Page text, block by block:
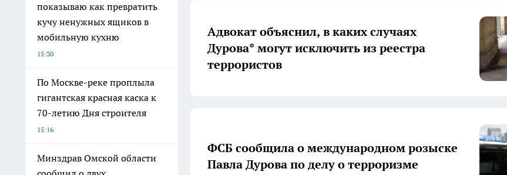
показываю как превратить
кучу ненужных ящиков в
мобильную кухню
15:30
По Москве-реке проплыла
гигантская красная каска к
70-летию Дня строителя
15:16
Минздрав Омской области
Адвокат объяснил, в каких случаях
Дурова* могут исключить из реестра
террористов
ФСБ сообщила о международном розыске
Павла Дурова по делу о терроризме